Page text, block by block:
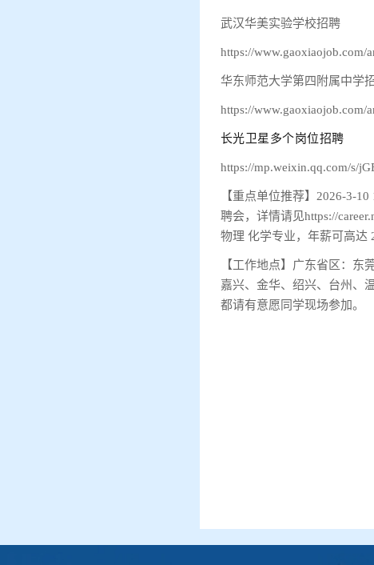
武汉华美实验学校招聘
https://www.gaoxiaojob.com/
华东师范大学第四附属中学
https://www.gaoxiaojob.com/
长光卫星多个岗位招聘
https://mp.weixin.qq.com/s/
【重点单位推荐】2026-3-
聘会，详情请见https://
物理 化学专业，年薪可高达
【工作地点】广东省区：东
嘉兴、金华、绍兴、台州、
都请有意愿同学现场参加。